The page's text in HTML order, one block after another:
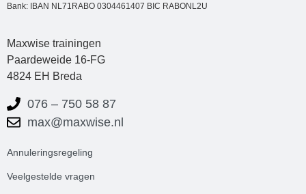
Bank: IBAN NL71RABO 0304461407 BIC RABONL2U
Maxwise trainingen
Paardeweide 16-FG
4824 EH Breda
076 – 750 58 87
max@maxwise.nl
Annuleringsregeling
Veelgestelde vragen